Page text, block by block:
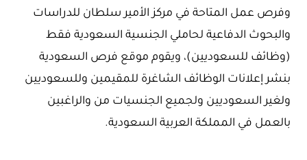
وفرص عمل المتاحة في مركز الأمير سلطان للدراسات
والبحوث الدفاعية لحاملي الجنسية السعودية فقط
(وظائف للسعوديين)، ويقوم موقع فرص السعودية
بنشر إعلانات الوظائف الشاغرة للمقيمين وللسعوديين
ولغير السعوديين ولجميع الجنسيات من والراغبين
بالعمل في المملكة العربية السعودية.